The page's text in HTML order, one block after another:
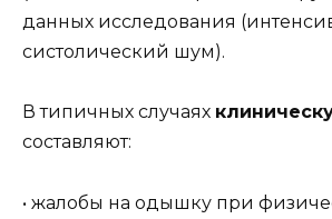
данных исследования
систолический шум).
В типичных случаях
составляют:
• жалобы на одышку при